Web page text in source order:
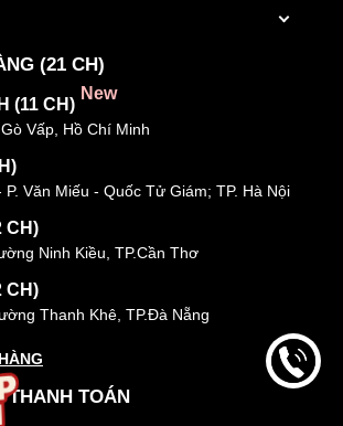
(21 CH)
(11 CH)
New
Vấp, Hồ Chí Minh
Văn Miếu - Quốc Tử Giám; TP. Hà Nội
CH)
Ninh Kiều, TP.Cần Thơ
CH)
Thanh Khê, TP.Đà Nẵng
THANH TOÁN